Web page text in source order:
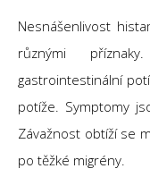
Nesnášenlivost
různými
gastrointestinální
potíže. Symptomy
Závažnost obtíží se
po těžké migrény.